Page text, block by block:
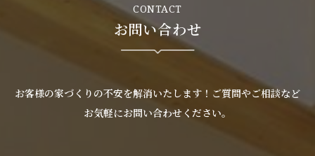
不動産情報
SDGs
CONTACT
お問い合わせ
お客様の家づくりの不安を解消いたします！ご質問やご相談など
お気軽にお問い合わせください。